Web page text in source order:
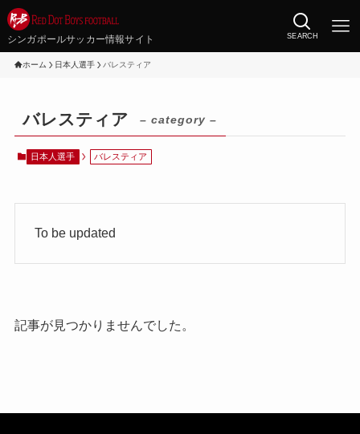
シンガポールサッカー情報サイト SEARCH
ホーム 日本人選手 バレスティア
バレスティア – category –
日本人選手 バレスティア
To be updated
記事が見つかりませんでした。